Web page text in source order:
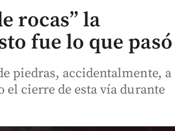
rocas” la
fue lo que pasó
piedras, accidentalmente, a
cierre de esta vía durante